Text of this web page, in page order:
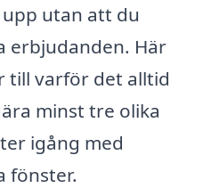
utan att du
erbjudanden. Här
till varför det alltid
minst tre olika
igång med
fönster.